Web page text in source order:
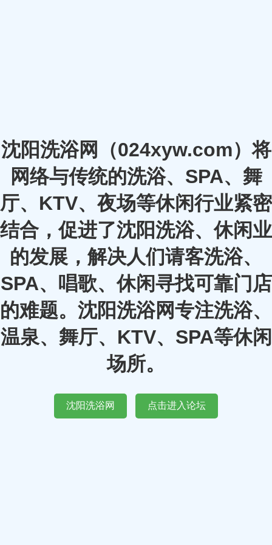
沈阳洗浴网（024xyw.com）将
网络与传统的洗浴、SPA、舞
厅、KTV、夜场等休闲行业紧密
结合，促进了沈阳洗浴、休闲业
的发展，解决人们请客洗浴、
SPA、唱歌、休闲寻找可靠门店
的难题。沈阳洗浴网专注洗浴、
温泉、舞厅、KTV、SPA等休闲
场所。
沈阳洗浴网 点击进入论坛